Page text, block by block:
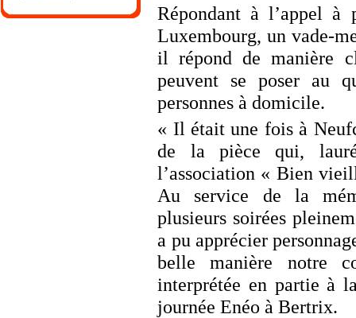
Répondant à l’appel
Luxembourg, un vade-
il répond de manière
peuvent se poser au
personnes à domicile.
« Il était une fois à
de la pièce qui,
l’association « Bien
Au service de la
plusieurs soirées
a pu apprécier
belle manière notre
interprétée en partie à
journée Enéo à Bertrix.